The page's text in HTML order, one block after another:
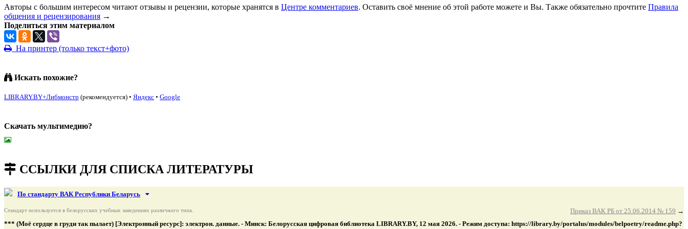
Авторы с большим интересом читают отзывы и рецензии, которые хранятся в Центре комментариев. Оставить своё мнение об этой работе можете и Вы. Также обязательно прочтите Правила
общения и рецензирования →
Поделиться этим материалом
На принтер (только текст+фото)
Искать похожие?
LIBRARY.BY+Либмонстр (рекомендуется) • Яндекс • Google
Скачать мультимедию?
ССЫЛКИ ДЛЯ СПИСКА ЛИТЕРАТУРЫ
По стандарту ВАК Республики Беларусь
Приказ ВАК РБ от 25.06.2014 № 159 →
Стандарт используется в белорусских учебных заведениях различного типа.
*** (Моё сердце в груди так пылает) [Электронный ресурс]: электрон. данные. - Минск: Белорусская цифровая библиотека LIBRARY.BY, 12 мая 2026. - Режим доступа: https://library.by/portalus/modules/belpoetry/readme.php?